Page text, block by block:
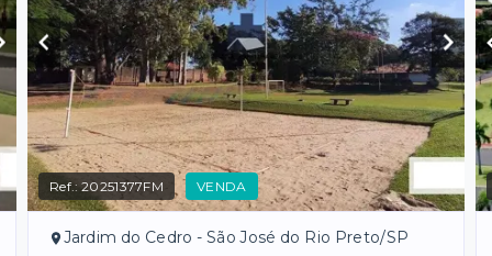
Ref.:20251377FM VENDA
Jardim do Cedro - São José do Rio Preto/SP